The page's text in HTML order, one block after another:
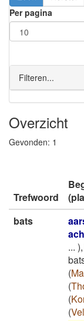
Per pagina
Filteren...
Overzicht
Gevonden: 1
Trefwoord
bats
... ),
(
(
(
(